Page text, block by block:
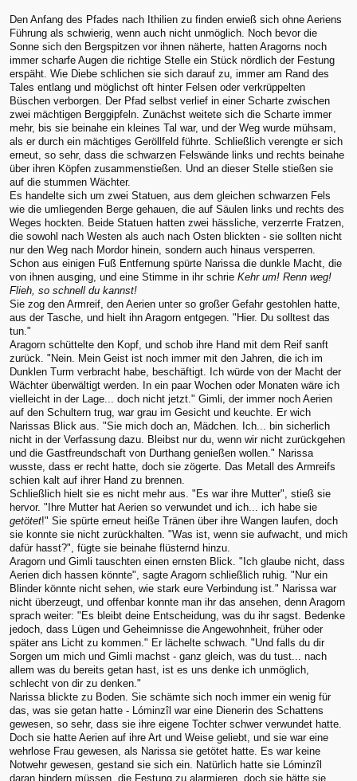
Den Anfang des Pfades nach Ithilien zu finden erwieß sich ohne Aeriens
Führung als schwierig, wenn auch nicht unmöglich. Noch bevor die
Sonne sich den Bergspitzen vor ihnen näherte, hatten Aragorns noch
immer scharfe Augen die richtige Stelle ein Stück nördlich der Festung
erspäht. Wie Diebe schlichen sie sich darauf zu, immer am Rand des
Tales entlang und möglichst oft hinter Felsen oder verkrüppelten
Büschen verborgen. Der Pfad selbst verlief in einer Scharte zwischen
zwei mächtigen Berggipfeln. Zunächst weitete sich die Scharte immer
mehr, bis sie beinahe ein kleines Tal war, und der Weg wurde mühsam,
als er durch ein mächtiges Geröllfeld führte. Schließlich verengte er sich
erneut, so sehr, dass die schwarzen Felswände links und rechts beinahe
über ihren Köpfen zusammenstießen. Und an dieser Stelle stießen sie
auf die stummen Wächter.
Es handelte sich um zwei Statuen, aus dem gleichen schwarzen Fels
wie die umliegenden Berge gehauen, die auf Säulen links und rechts des
Weges hockten. Beide Statuen hatten zwei hässliche, verzerrte Fratzen,
die sowohl nach Westen als auch nach Osten blickten - sie sollten nicht
nur den Weg nach Mordor hinein, sondern auch hinaus versperren.
Schon aus einigen Fuß Entfernung spürte Narissa die dunkle Macht, die
von ihnen ausging, und eine Stimme in ihr schrie Kehr um! Renn weg!
Flieh, so schnell du kannst!
Sie zog den Armreif, den Aerien unter so großer Gefahr gestohlen hatte,
aus der Tasche, und hielt ihn Aragorn entgegen. "Hier. Du solltest das
tun."
Aragorn schüttelte den Kopf, und schob ihre Hand mit dem Reif sanft
zurück. "Nein. Mein Geist ist noch immer mit den Jahren, die ich im
Dunklen Turm verbracht habe, beschäftigt. Ich würde von der Macht der
Wächter überwältigt werden. In ein paar Wochen oder Monaten wäre ich
vielleicht in der Lage... doch nicht jetzt." Gimli, der immer noch Aerien
auf den Schultern trug, war grau im Gesicht und keuchte. Er wich
Narissas Blick aus. "Sie mich doch an, Mädchen. Ich... bin sicherlich
nicht in der Verfassung dazu. Bleibst nur du, wenn wir nicht zurückgehen
und die Gastfreundschaft von Durthang genießen wollen." Narissa
wusste, dass er recht hatte, doch sie zögerte. Das Metall des Armreifs
schien kalt auf ihrer Hand zu brennen.
Schließlich hielt sie es nicht mehr aus. "Es war ihre Mutter", stieß sie
hervor. "Ihre Mutter hat Aerien so verwundet und ich... ich habe sie
getötet!" Sie spürte erneut heiße Tränen über ihre Wangen laufen, doch
sie konnte sie nicht zurückhalten. "Was ist, wenn sie aufwacht, und mich
dafür hasst?", fügte sie beinahe flüsternd hinzu.
Aragorn und Gimli tauschten einen ernsten Blick. "Ich glaube nicht, dass
Aerien dich hassen könnte", sagte Aragorn schließlich ruhig. "Nur ein
Blinder könnte nicht sehen, wie stark eure Verbindung ist." Narissa war
nicht überzeugt, und offenbar konnte man ihr das ansehen, denn Aragorn
sprach weiter: "Es bleibt deine Entscheidung, was du ihr sagst. Bedenke
jedoch, dass Lügen und Geheimnisse die Angewohnheit, früher oder
später ans Licht zu kommen." Er lächelte schwach. "Und falls du dir
Sorgen um mich und Gimli machst - ganz gleich, was du tust... nach
allem was du bereits getan hast, ist es uns denke ich unmöglich,
schlecht von dir zu denken."
Narissa blickte zu Boden. Sie schämte sich noch immer ein wenig für
das, was sie getan hatte - Lóminzîl war eine Dienerin des Schattens
gewesen, so sehr, dass sie ihre eigene Tochter schwer verwundet hatte.
Doch sie hatte Aerien auf ihre Art und Weise geliebt, und sie war eine
wehrlose Frau gewesen, als Narissa sie getötet hatte. Es war keine
Notwehr gewesen, gestand sie sich ein. Natürlich hatte sie Lóminzîl
daran hindern müssen, die Festung zu alarmieren, doch sie hätte sie